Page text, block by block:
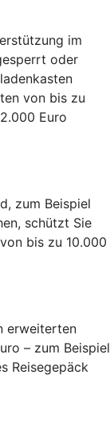
im
oder
von bis zu
Euro
zum Beispiel
schützt Sie
bis zu 10.000
erweiterten
– zum Beispiel
Reisegepäck